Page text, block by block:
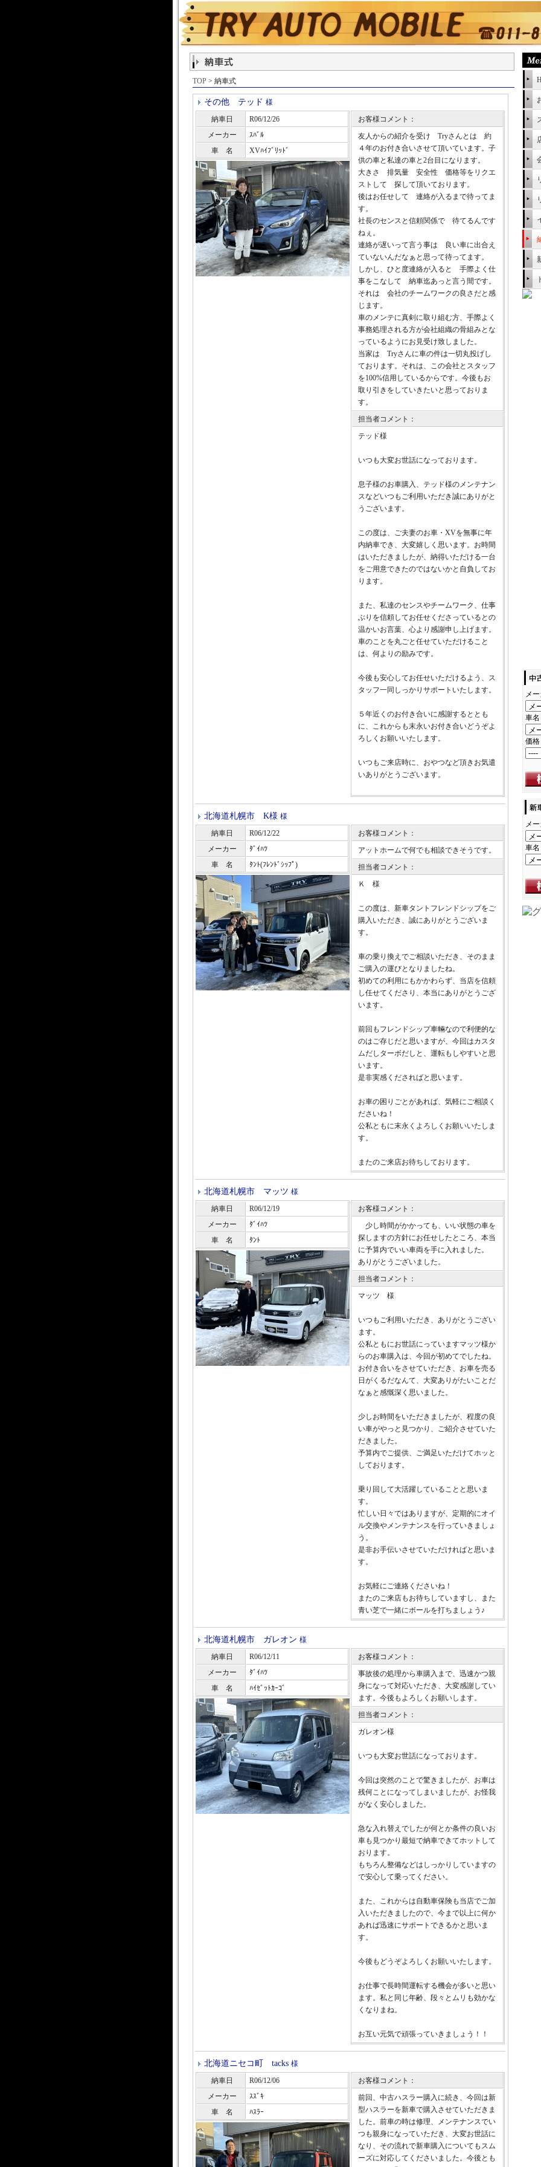
TOP > 納車式
その他 テッド 様
納車日
R06/12/26
メーカー
ｽﾊﾞﾙ
車 名
XVﾊｲﾌﾞﾘｯﾄﾞ
お客様コメント：
友人からの紹介を受け Tryさんとは 約
４年のお付き合いさせて頂いています。子
供の車と私達の車と2台目になります。
大きさ 排気量 安全性 価格等をリクエ
ストして 探して頂いております。
後はお任せして 連絡が入るまで待ってま
す。
社長のセンスと信頼関係で 待てるんです
ねぇ。
連絡が遅いって言う事は 良い車に出合え
ていないんだなぁと思って待ってます。
しかし、ひと度連絡が入ると 手際よく仕
事をこなして 納車迄あっと言う間です。
それは 会社のチームワークの良さだと感
じます。
車のメンテに真剣に取り組む方、手際よく
事務処理される方が会社組織の骨組みとな
っているようにお見受け致しました。
当家は Tryさんに車の件は一切丸投げし
ております。それは、この会社とスタッフ
を100%信用しているからです。今後もお
取り引きをしていきたいと思っておりま
す。
担当者コメント：
テッド様
いつも大変お世話になっております。
息子様のお車購入、テッド様のメンテナン
スなどいつもご利用いただき誠にありがと
うございます。
この度は、ご夫妻のお車・XVを無事に年
内納車でき、大変嬉しく思います。お時間
はいただきましたが、納得いただける一台
をご用意できたのではないかと自負してお
ります。
また、私達のセンスやチームワーク、仕事
ぶりを信頼してお任せくださっているとの
温かいお言葉、心より感謝申し上げます。
車のことを丸ごと任せていただけること
は、何よりの励みです。
今後も安心してお任せいただけるよう、ス
タッフ一同しっかりサポートいたします。
５年近くのお付き合いに感謝するととも
に、これからも末永いお付き合いどうぞよ
ろしくお願いいたします。
いつもご来店時に、おやつなど頂きお気遣
いありがとうございます。
北海道札幌市 K様 様
納車日
R06/12/22
メーカー
ﾀﾞｲﾊﾂ
車 名
ﾀﾝﾄ(ﾌﾚﾝﾄﾞｼｯﾌﾟ)
お客様コメント：
アットホームで何でも相談できそうです。
担当者コメント：
Ｋ 様
この度は、新車タントフレンドシップをご
購入いただき、誠にありがとうございま
す。
車の乗り換えでご相談いただき、そのまま
ご購入の運びとなりましたね。
初めての利用にもかかわらず、当店を信頼
し任せてくださり、本当にありがとうござ
います。
前回もフレンドシップ車輛なので利便的な
のはご存じだと思いますが、今回はカスタ
ムだしターボだしと、運転もしやすいと思
います。
是非実感くださればと思います。
お車の困りごとがあれば、気軽にご相談く
ださいね！
公私ともに末永くよろしくお願いいたしま
す。
またのご来店お待ちしております。
北海道札幌市 マッツ 様
納車日
R06/12/19
メーカー
ﾀﾞｲﾊﾂ
車 名
ﾀﾝﾄ
お客様コメント：
少し時間がかかっても、いい状態の車を
探しますの方針にお任せしたところ、本当
に予算内でいい車両を手に入れました。
ありがとうございました。
担当者コメント：
マッツ 様
いつもご利用いただき、ありがとうござい
ます。
公私ともにお世話にっていますマッツ様か
らのお車購入は、今回が初めてでしたね。
お付き合いをさせていただき、お車を売る
日がくるだなんて、大変ありがたいことだ
なぁと感慨深く思いました。
少しお時間をいただきましたが、程度の良
い車がやっと見つかり、ご紹介させていた
だきました。
予算内でご提供、ご満足いただけてホッと
しております。
乗り回して大活躍していることと思いま
す。
忙しい日々ではありますが、定期的にオイ
ル交換やメンテナンスを行っていきましょ
う。
是非お手伝いさせていただければと思いま
す。
お気軽にご連絡くださいね！
またのご来店もお待ちしていますし、また
青い芝で一緒にボールを打ちましょう♪
北海道札幌市 ガレオン 様
納車日
R06/12/11
メーカー
ﾀﾞｲﾊﾂ
車 名
ﾊｲｾﾞｯﾄｶｰｺﾞ
お客様コメント：
事故後の処理から車購入まで、迅速かつ親
身になって対応いただき、大変感謝してい
ます。今後もよろしくお願いします。
担当者コメント：
ガレオン様
いつも大変お世話になっております。
今回は突然のことで驚きましたが、お車は
残何ことになってしまいましたが、お怪我
がなく安心しました。
急な入れ替えでしたが何とか条件の良いお
車も見つかり最短で納車できてホットして
おります。
もちろん整備などはしっかりしていますの
で安心して乗ってください。
また、これからは自動車保険も当店でご加
入いただきましたので、今まで以上に何か
あれば迅速にサポートできるかと思いま
す。
今後もどうぞよろしくお願いいたします。
お仕事で長時間運転する機会が多いと思い
ます。私と同じ年齢、段々とムリも効かな
くなりまね。
お互い元気で頑張っていきましょう！！
北海道ニセコ町 tacks 様
納車日
R06/12/06
メーカー
ｽｽﾞｷ
車 名
ﾊｽﾗｰ
お客様コメント：
前回、中古ハスラー購入に続き、今回は新
型ハスラーを新車で購入させていただきま
した。前車の時は修理、メンテナンスでい
つも親身になっていただき、大変お世話に
なり、その流れで新車購入についてもスム
ーズに対応してくださいました。今後とも
メ
車名
価格
メ
車名